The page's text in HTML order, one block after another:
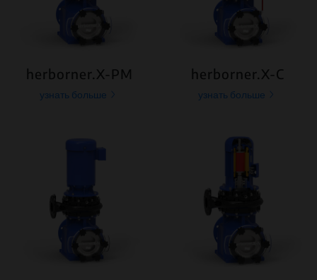
herborner.X-PM
узнать больше
herborner.X-C
узнать больше